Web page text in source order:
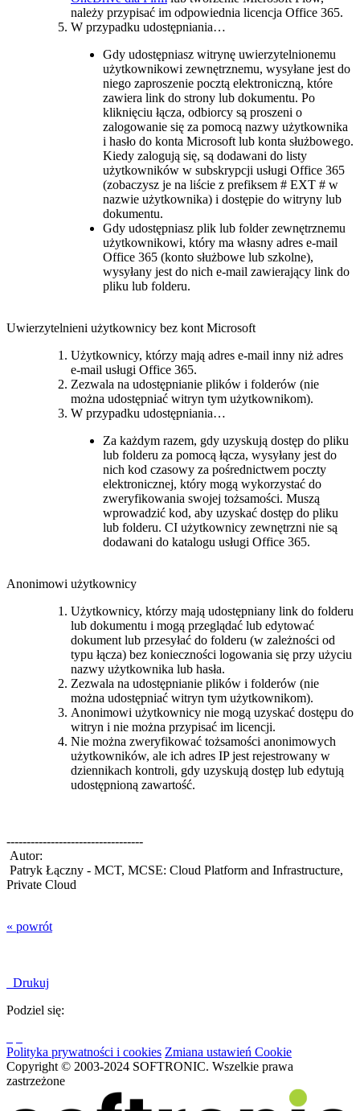
należy przypisać im odpowiednia licencja Office 365.
W przypadku udostępniania…
Gdy udostępniasz witrynę uwierzytelnionemu
użytkownikowi zewnętrznemu, wysyłane jest do
niego zaproszenie pocztą elektroniczną, które
zawiera link do strony lub dokumentu. Po
kliknięciu łącza, odbiorcy są proszeni o
zalogowanie się za pomocą nazwy użytkownika
i hasło do konta Microsoft lub konta służbowego.
Kiedy zalogują się, są dodawani do listy
użytkowników w subskrypcji usługi Office 365
(zobaczysz je na liście z prefiksem # EXT # w
nazwie użytkownika) i dostępie do witryny lub
dokumentu.
Gdy udostępniasz plik lub folder zewnętrznemu
użytkownikowi, który ma własny adres e-mail
Office 365 (konto służbowe lub szkolne),
wysyłany jest do nich e-mail zawierający link do
pliku lub folderu.
Uwierzytelnieni użytkownicy bez kont Microsoft
Użytkownicy, którzy mają adres e-mail inny niż adres
e-mail usługi Office 365.
Zezwala na udostępnianie plików i folderów (nie
można udostępniać witryn tym użytkownikom).
W przypadku udostępniania…
Za każdym razem, gdy uzyskują dostęp do pliku
lub folderu za pomocą łącza, wysyłany jest do
nich kod czasowy za pośrednictwem poczty
elektronicznej, który mogą wykorzystać do
zweryfikowania swojej tożsamości. Muszą
wprowadzić kod, aby uzyskać dostęp do pliku
lub folderu. CI użytkownicy zewnętrzni nie są
dodawani do katalogu usługi Office 365.
Anonimowi użytkownicy
Użytkownicy, którzy mają udostępniany link do folderu
lub dokumentu i mogą przeglądać lub edytować
dokument lub przesyłać do folderu (w zależności od
typu łącza) bez konieczności logowania się przy użyciu
nazwy użytkownika lub hasła.
Zezwala na udostępnianie plików i folderów (nie
można udostępniać witryn tym użytkownikom).
Anonimowi użytkownicy nie mogą uzyskać dostępu do
witryn i nie można przypisać im licencji.
Nie można zweryfikować tożsamości anonimowych
użytkowników, ale ich adres IP jest rejestrowany w
dziennikach kontroli, gdy uzyskują dostęp lub edytują
udostępnioną zawartość.
----------------------------------
Autor:
Patryk Łączny - MCT, MCSE: Cloud Platform and Infrastructure,
Private Cloud
« powrót
Drukuj
Podziel się:
Polityka prywatności i cookies Zmiana ustawień Cookie
Copyright © 2003-2024 SOFTRONIC. Wszelkie prawa
zastrzeżone